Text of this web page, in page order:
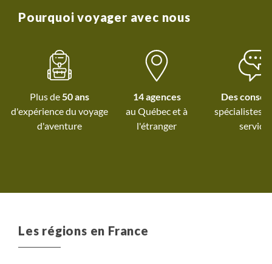
(Pyrénées,
"traces" de
l'application Stella
moniteur qui a
vraiment
métier ! Bémol
Pourquoi voyager avec nous
Plus de50 ans
d'expérience du voyage
d'aventure
14 agences
au Québec età
l'étranger
Des
spécialistes
service
Les régions en France